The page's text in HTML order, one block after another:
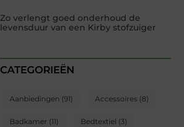
Zo verlengt goed onderhoud de
levensduur van een Kirby stofzuiger
CATEGORIEËN
Aanbiedingen (91) Accessoires (8)
Badkamer (11) Bedtextiel (3)